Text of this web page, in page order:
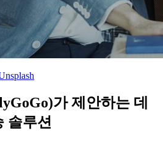
가 제안하는 데
솔루션